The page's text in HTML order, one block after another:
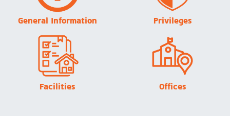
General Information Privileges
Image
Facilities
Image
Offices